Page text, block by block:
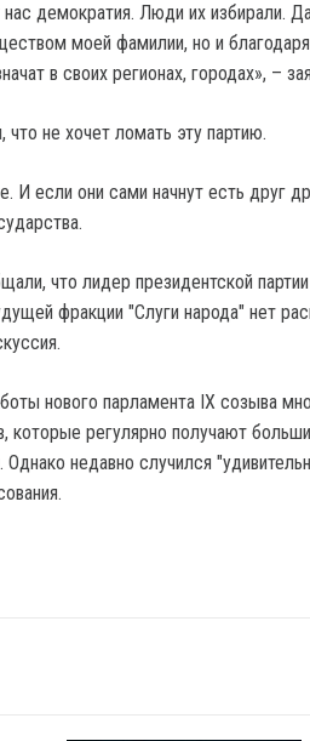
демократия. Люди их избирали.
моей фамилии, но и
в своих регионах, городах», –
не хочет ломать эту партию.
И если они сами начнут есть друг
что лидер президентской
фракции "Слуги народа" нет
нового парламента IX созыва
которые регулярно получают
Однако недавно случился